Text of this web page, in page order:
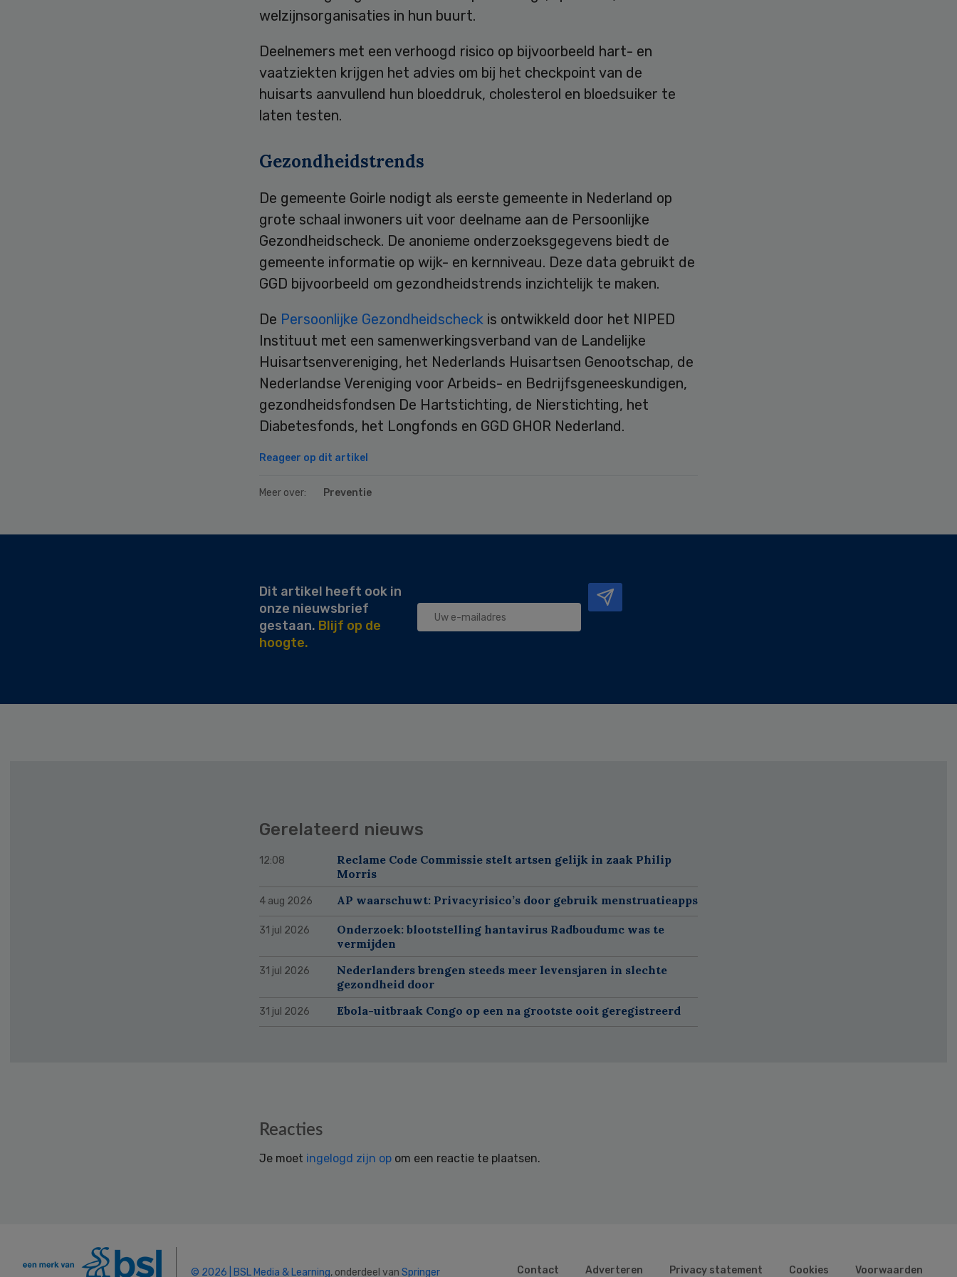
welzijnsorganisaties in hun buurt.
Deelnemers met een verhoogd risico op bijvoorbeeld hart- en
vaatziekten krijgen het advies om bij het checkpoint van de
huisarts aanvullend hun bloeddruk, cholesterol en bloedsuiker te
laten testen.
Gezondheidstrends
De gemeente Goirle nodigt als eerste gemeente in Nederland op
grote schaal inwoners uit voor deelname aan de Persoonlijke
Gezondheidscheck. De anonieme onderzoeksgegevens biedt de
gemeente informatie op wijk- en kernniveau. Deze data gebruikt de
GGD bijvoorbeeld om gezondheidstrends inzichtelijk te maken.
De Persoonlijke Gezondheidscheck is ontwikkeld door het NIPED
Instituut met een samenwerkingsverband van de Landelijke
Huisartsenvereniging, het Nederlands Huisartsen Genootschap, de
Nederlandse Vereniging voor Arbeids- en Bedrijfsgeneeskundigen,
gezondheidsfondsen De Hartstichting, de Nierstichting, het
Diabetesfonds, het Longfonds en GGD GHOR Nederland.
Reageer op dit artikel
Meer over: Preventie
Dit artikel heeft ook in
onze nieuwsbrief
gestaan. Blijf op de
hoogte.
Gerelateerd nieuws
12:08
Reclame Code Commissie stelt artsen gelijk in zaak Philip
Morris
4 aug 2026 AP waarschuwt: Privacyrisico’s door gebruik menstruatieapps
31 jul 2026
Onderzoek: blootstelling hantavirus Radboudumc was te
vermijden
31 jul 2026
Nederlanders brengen steeds meer levensjaren in slechte
gezondheid door
31 jul 2026 Ebola-uitbraak Congo op een na grootste ooit geregistreerd
Reacties
Je moet ingelogd zijn op om een reactie te plaatsen.
© 2026 | BSL Media & Learning, onderdeel van Springer Contact Adverteren Privacy statement Cookies Voorwaarden